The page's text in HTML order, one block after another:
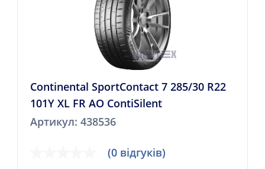
Continental SportContact 7 285/30 R22
101Y XL FR AO ContiSilent
Артикул: 438536
(0 відгуків)